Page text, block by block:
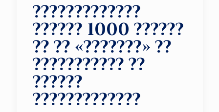
?????????????
?????? 1000 ??????
?? ?? «???????» ??
??????????? ??
??????
?????????????